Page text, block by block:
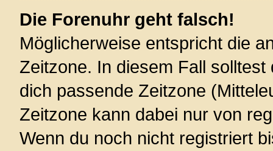
Die Forenuhr geht falsch!
Möglicherweise entspricht die
Zeitzone. In diesem Fall solltest
dich passende Zeitzone
Zeitzone kann dabei nur von
Wenn du noch nicht registriert